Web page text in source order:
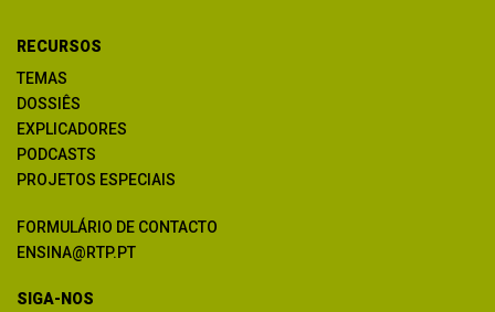
RECURSOS
TEMAS
DOSSIÊS
EXPLICADORES
PODCASTS
PROJETOS ESPECIAIS
FORMULÁRIO DE CONTACTO
ENSINA@RTP.PT
SIGA-NOS